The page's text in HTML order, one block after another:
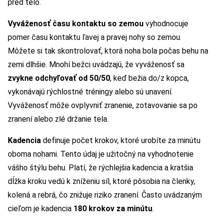
pred telo.
Vyváženosť času kontaktu so zemou vyhodnocuje
pomer času kontaktu ľavej a pravej nohy so zemou.
Môžete si tak skontrolovať, ktorá noha bola počas behu na
zemi dlhšie. Mnohí bežci uvádzajú, že vyváženosť sa
zvykne odchyľovať od 50/50, keď bežia do/z kopca,
vykonávajú rýchlostné tréningy alebo sú unavení.
Vyváženosť môže ovplyvniť zranenie, zotavovanie sa po
zranení alebo zlé držanie tela.
Kadencia definuje počet krokov, ktoré urobíte za minútu
oboma nohami. Tento údaj je užitočný na vyhodnotenie
vášho štýlu behu. Platí, že rýchlejšia kadencia a kratšia
dĺžka kroku vedú k zníženiu síl, ktoré pôsobia na členky,
kolená a rebrá, čo znižuje riziko zranení. Často uvádzaným
cieľom je kadencia 180 krokov za minútu.